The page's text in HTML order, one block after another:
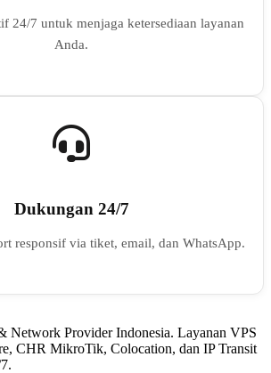
24/7 untuk menjaga ketersediaan layanan
Anda.
Dukungan 24/7
responsif via tiket, email, dan WhatsApp.
Provider Indonesia. Layanan VPS
CHR MikroTik, Colocation, dan IP Transit